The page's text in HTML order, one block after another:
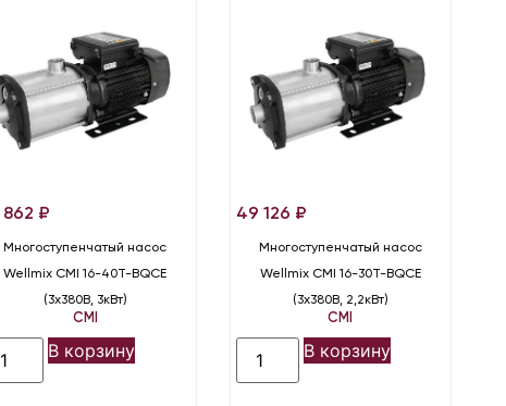
862 ₽
Многоступенчатый насос
Wellmix CMI 16-40T-BQCE
(3х380В, 3кВт)
CMI
В корзину
49 126 ₽
Многоступенчатый насос
Wellmix CMI 16-30T-BQCE
(3х380В, 2,2кВт)
CMI
В корзину